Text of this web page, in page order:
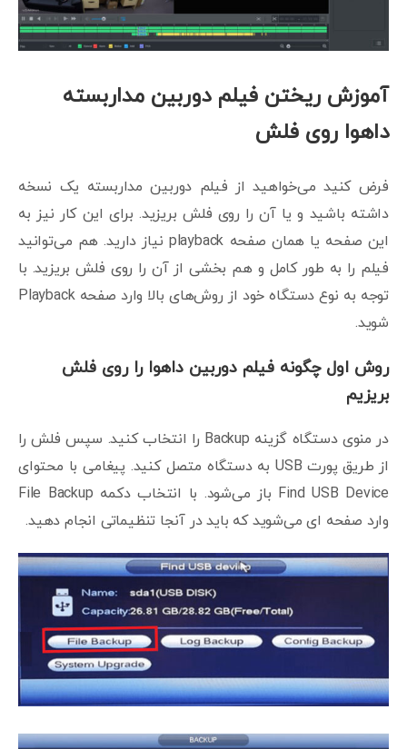
آموزش ریختن فیلم دوربین مداربسته
داهوا روی فلش
فرض کنید می‌خواهید از فیلم دوربین مداربسته یک نسخه
داشته باشید و یا آن را روی فلش بریزید. برای این کار نیز به
این صفحه یا همان صفحه playback نیاز دارید. هم می‌توانید
فیلم را به طور کامل و هم بخشی از آن را روی فلش بریزید. با
توجه به نوع دستگاه خود از روش‌های بالا وارد صفحه Playback
شوید.
روش اول چگونه فیلم دوربین داهوا را روی فلش
بریزیم
در منوی دستگاه گزینه Backup را انتخاب کنید. سپس فلش را
از طریق پورت USB به دستگاه متصل کنید. پیغامی با محتوای
Find USB Device باز می‌شود. با انتخاب دکمه File Backup
وارد صفحه ای می‌شوید که باید در آنجا تنظیماتی انجام دهید.